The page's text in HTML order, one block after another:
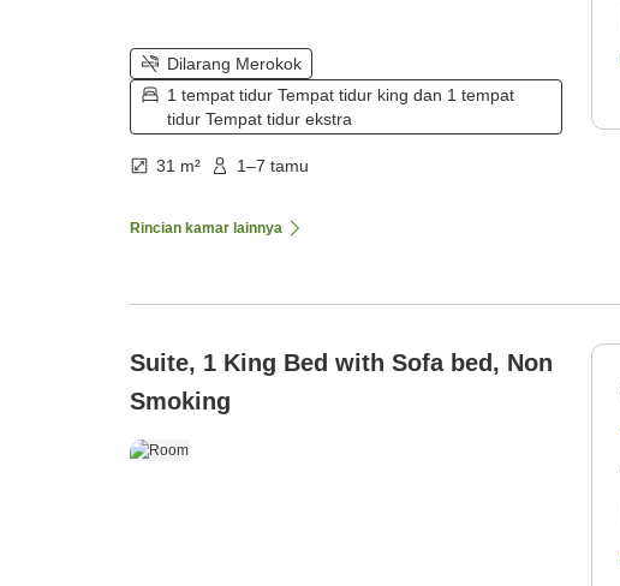
Dilarang Merokok
1 tempat tidur Tempat tidur king dan 1 tempat
tidur Tempat tidur ekstra
31 m² 1–7 tamu
Rincian kamar lainnya
Suite, 1 King Bed with Sofa bed, Non
Smoking